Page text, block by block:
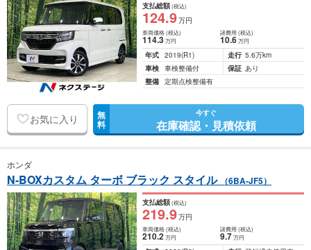
支払総額(税込)
124.9万円
車両価格(税込)
114.3万円
諸費用 (税込)
10.6 万円
年式 2019(R1) 走行 5.6万km
車検 車検整備付 保証 あり
整備 定期点検整備有
お気に入り 無
料
今すぐ
在庫確認・見積依頼
ホンダ
N-BOXカスタム ターボ ブラック スタイル （6BA-JF5）
支払総額(税込)
219.9万円
車両価格(税込)
210.2万円
諸費用 (税込)
9.7 万円